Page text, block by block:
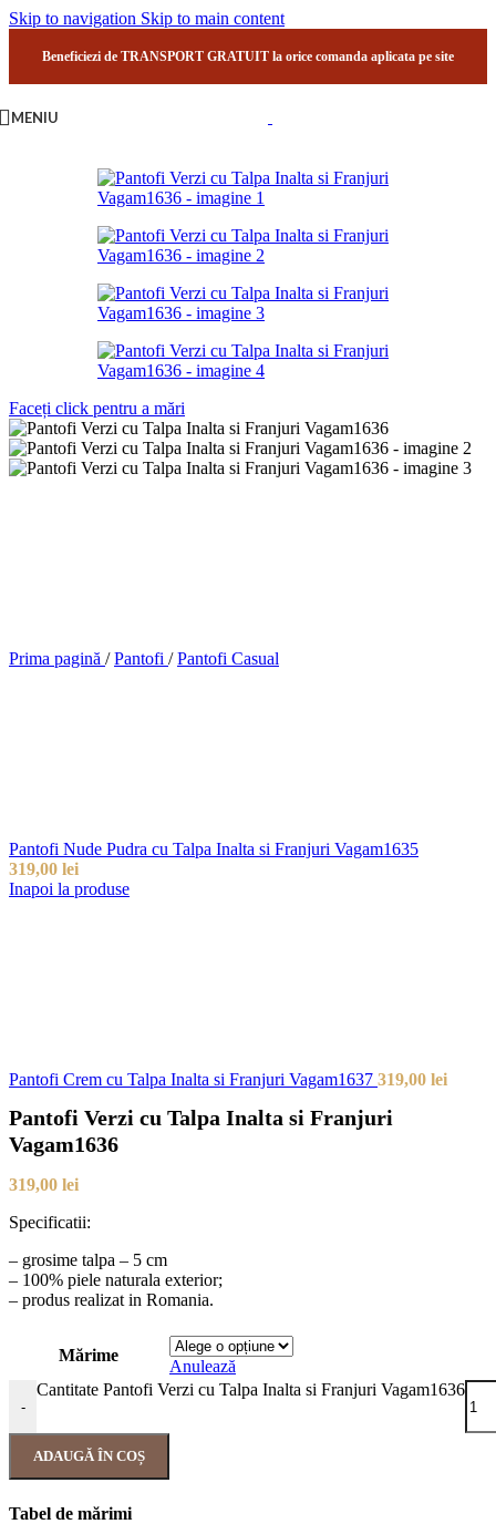
Skip to navigation Skip to main content
Beneficiezi de TRANSPORT GRATUIT la orice comanda aplicata pe site
MENIU
Faceți click pentru a mări
Prima pagină / Pantofi / Pantofi Casual
Pantofi Nude Pudra cu Talpa Inalta si Franjuri Vagam1635
319,00 lei
Inapoi la produse
Pantofi Crem cu Talpa Inalta si Franjuri Vagam1637 319,00 lei
Pantofi Verzi cu Talpa Inalta si Franjuri
Vagam1636
319,00 lei
Specificatii:
– grosime talpa – 5 cm
– 100% piele naturala exterior;
– produs realizat in Romania.
Mărime
Anulează
-
Cantitate Pantofi Verzi cu Talpa Inalta si Franjuri Vagam1636
ADAUGĂ ÎN COȘ
Tabel de mărimi